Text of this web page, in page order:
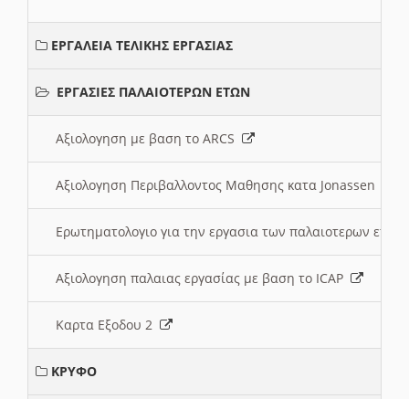
ΕΡΓΑΛΕΙΑ ΤΕΛΙΚΗΣ ΕΡΓΑΣΙΑΣ
ΕΡΓΑΣΙΕΣ ΠΑΛΑΙΟΤΕΡΩΝ ΕΤΩΝ
Αξιολογηση με βαση το ARCS
Αξιολογηση Περιβαλλοντος Μαθησης κατα Jonassen
Ερωτηματολογιο για την εργασια των παλαιοτερων
Αξιολογηση παλαιας εργασίας με βαση το ICAP
Καρτα Εξοδου 2
ΚΡΥΦΟ